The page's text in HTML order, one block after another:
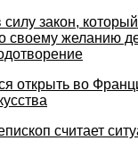
закон,
своему желанию
открыть во
считает